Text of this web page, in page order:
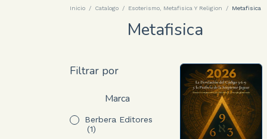
Inicio / Catalogo / Esoterismo, Metafisica Y Religion / Metafisica
Metafisica
Filtrar por
Marca
Berbera Editores
(1)